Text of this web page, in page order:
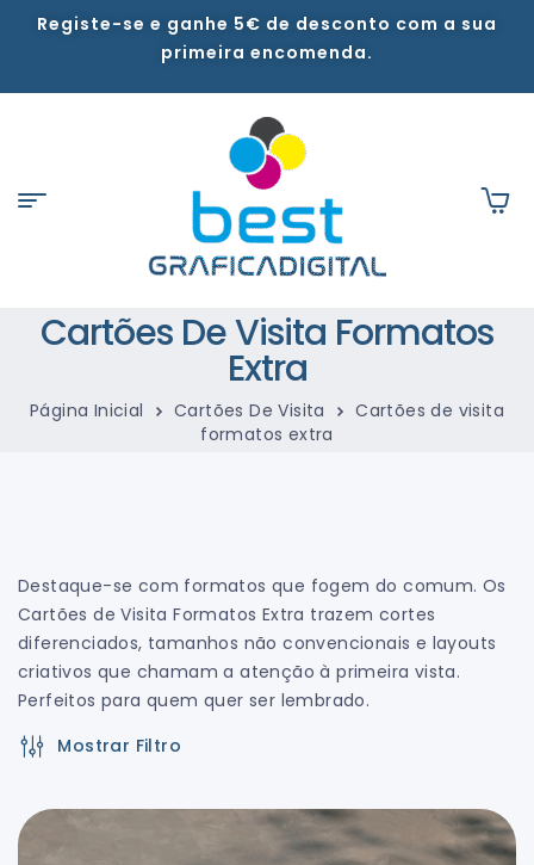
Registe-se e ganhe 5€ de desconto com a sua
primeira encomenda.
Cartões De Visita Formatos
Extra
Página Inicial Cartões De Visita
Cartões de visita
formatos extra
Destaque-se com formatos que fogem do comum. Os
Cartões de Visita Formatos Extra trazem cortes
diferenciados, tamanhos não convencionais e layouts
criativos que chamam a atenção à primeira vista.
Perfeitos para quem quer ser lembrado.
Mostrar Filtro